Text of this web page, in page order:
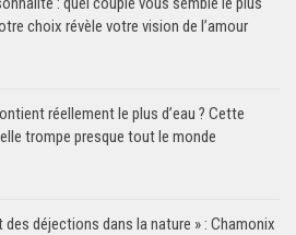
choix révèle votre vision de l’amour
réellement le plus d’eau ? Cette
trompe presque tout le monde
des déjections dans la nature » : Chamonix